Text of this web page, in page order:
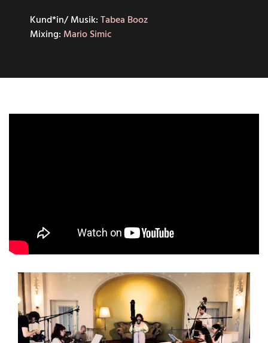
Kund*in/ Musik:Tabea Booz
Mixing: Mario Simic